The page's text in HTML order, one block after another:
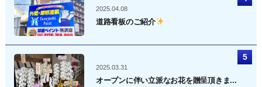
2025.04.08
道路看板のご紹介
2025.03.31
オープンに伴い立派なお花を贈呈頂きま...